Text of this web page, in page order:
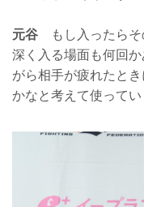
元谷 もし入ったらそ
深く入る場面も何回
がら相手が疲れたと
かなと考えて使ってい